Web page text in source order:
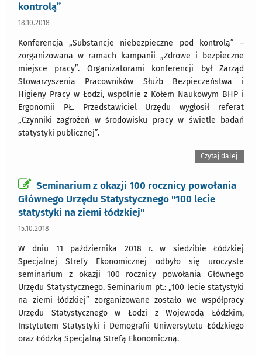
kontrolą”
18.10.2018
Konferencja „Substancje niebezpieczne pod kontrolą” –
zorganizowana w ramach kampanii „Zdrowe i bezpieczne
miejsce pracy”. Organizatorami konferencji był Zarząd
Stowarzyszenia Pracowników Służb Bezpieczeństwa i
Higieny Pracy w Łodzi, wspólnie z Kołem Naukowym BHP i
Ergonomii PŁ. Przedstawiciel Urzędu wygłosił referat
„Czynniki zagrożeń w środowisku pracy w świetle badań
statystyki publicznej”.
Czytaj dalej
Seminarium z okazji 100 rocznicy powołania
Głównego Urzędu Statystycznego "100 lecie
statystyki na ziemi łódzkiej"
15.10.2018
W dniu 11 października 2018 r. w siedzibie Łódzkiej
Specjalnej Strefy Ekonomicznej odbyło się uroczyste
seminarium z okazji 100 rocznicy powołania Głównego
Urzędu Statystycznego. Seminarium pt.: „100 lecie statystyki
na ziemi łódzkiej” zorganizowane zostało we współpracy
Urzędu Statystycznego w Łodzi z Wojewodą Łódzkim,
Instytutem Statystyki i Demografii Uniwersytetu Łódzkiego
oraz Łódzką Specjalną Strefą Ekonomiczną.